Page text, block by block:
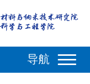
导航